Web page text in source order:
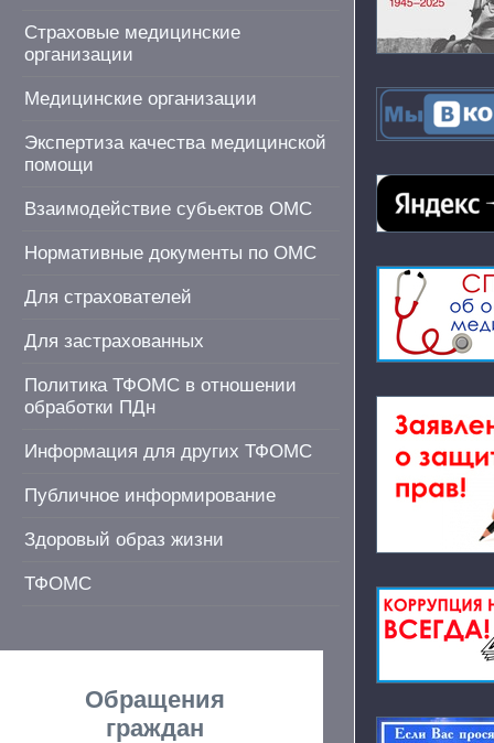
Страховые медицинские
организации
Медицинские организации
Экспертиза качества медицинской
помощи
Взаимодействие субьектов ОМС
Нормативные документы по ОМС
Для страхователей
Для застрахованных
Политика ТФОМС в отношении
обработки ПДн
Информация для других ТФОМС
Публичное информирование
Здоровый образ жизни
ТФОМС
Обращения
граждан